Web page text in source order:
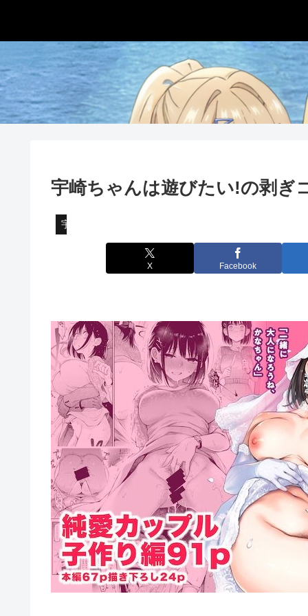
宇崎ちゃんは遊びたい!の剥ぎ
宇崎ちゃんは遊びたい!
X Facebook